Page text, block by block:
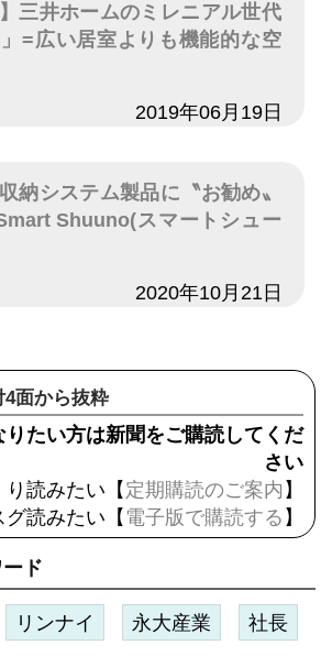
三井ホームのミレニアル世代
=広い居室よりも機能的な空
2019年06月19日
納システム製品に〝お勧め〟
Shuuno(スマートシュー
2020年10月21日
4面から抜粋
たい方は新聞をご購読してくだ
さい
読みたい【定期購読のご案内 】
グ読みたい【 電子版で購読する 】
ド
リンナイ 永大産業 社長